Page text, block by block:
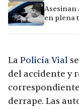
Asesinan
en plena
La Policía Vial
del accidente y
derrape. Las